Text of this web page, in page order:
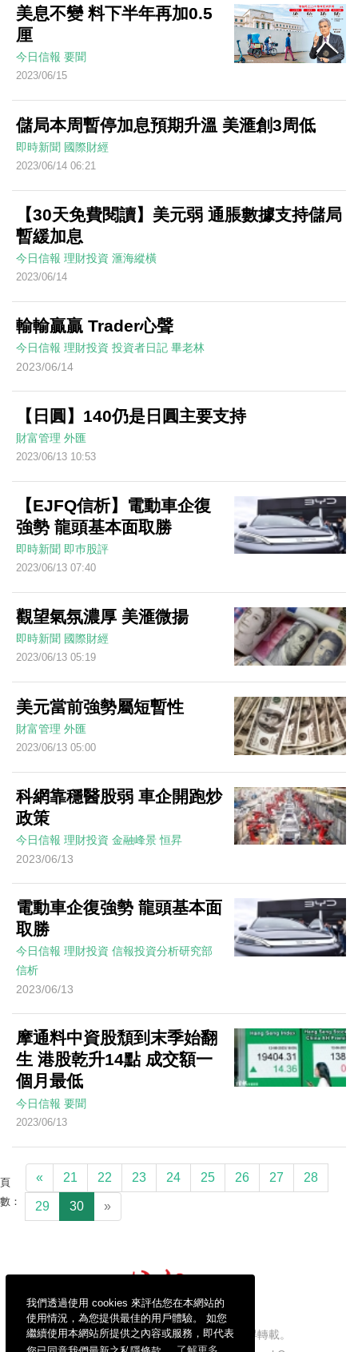
我們透過使用 cookies 來評估您在本網站的
使用情況，為您提供最佳的用戶體驗。 如您
繼續使用本網站所提供之內容或服務，即代表
美息不變 料下半年再加0.5
厘
今日信報 要聞
2023/06/15
儲局本周暫停加息預期升溫 美滙創3周低
即時新聞 國際財經
2023/06/14 06:21
【30天免費閱讀】美元弱 通脹數據支持儲局
暫緩加息
今日信報 理財投資 滙海縱橫
2023/06/14
輸輸贏贏 Trader心聲
今日信報 理財投資 投資者日記 畢老林
2023/06/14
【日圓】140仍是日圓主要支持
財富管理 外匯
2023/06/13 10:53
【EJFQ信析】電動車企復
強勢 龍頭基本面取勝
即時新聞 即巿股評
2023/06/13 07:40
觀望氣氛濃厚 美滙微揚
即時新聞 國際財經
2023/06/13 05:19
美元當前強勢屬短暫性
財富管理 外匯
2023/06/13 05:00
科網靠穩醫股弱 車企開跑炒
政策
今日信報 理財投資 金融峰景 恒昇
2023/06/13
電動車企復強勢 龍頭基本面
取勝
今日信報 理財投資 信報投資分析研究部
信析
2023/06/13
摩通料中資股頹到末季始翻
生 港股乾升14點 成交額一
個月最低
今日信報 要聞
2023/06/13
頁
數：
« 21 22 23 24 25 26 27 28
29 30 »
信報財經新聞有限公司版權所有，不得轉載。